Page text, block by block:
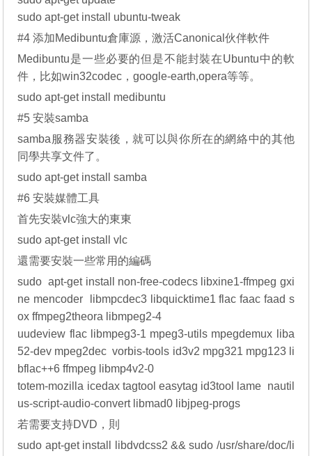
sudo apt-get install ubuntu-tweak
#4 添加Medibuntu倉庫源，激活Canonical伙伴軟件
Medibuntu是一些必要的但是不能封裝在Ubuntu中的軟
件，比如win32codec，google-earth,opera等等。
sudo apt-get install medibuntu
#5 安裝samba
samba服務器安裝後，就可以與你所在的網絡中的其他
同學共享文件了。
sudo apt-get install samba
#6 安裝媒體工具
首先安裝vlc強大的東東
sudo apt-get install vlc
還需要安裝一些常用的編碼
sudo apt-get install non-free-codecs libxine1-ffmpeg gxi
ne mencoder libmpcdec3 libquicktime1 flac faac faad s
ox ffmpeg2theora libmpeg2-4
uudeview flac libmpeg3-1 mpeg3-utils mpegdemux liba
52-dev mpeg2dec vorbis-tools id3v2 mpg321 mpg123 li
bflac++6 ffmpeg libmp4v2-0
totem-mozilla icedax tagtool easytag id3tool lame nautil
us-script-audio-convert libmad0 libjpeg-progs
若需要支持DVD，則
sudo apt-get install libdvdcss2 && sudo /usr/share/doc/li